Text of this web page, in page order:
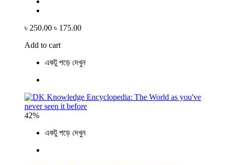
৳ 250.00 ৳ 175.00
Add to cart
একটু পড়ে দেখুন
42%
একটু পড়ে দেখুন